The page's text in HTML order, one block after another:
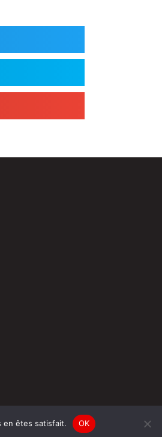
en êtes satisfait. OK